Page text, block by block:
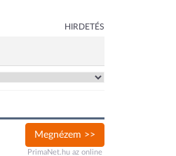
HIRDETÉS
Megnézem >>
PrimaNet.hu az online